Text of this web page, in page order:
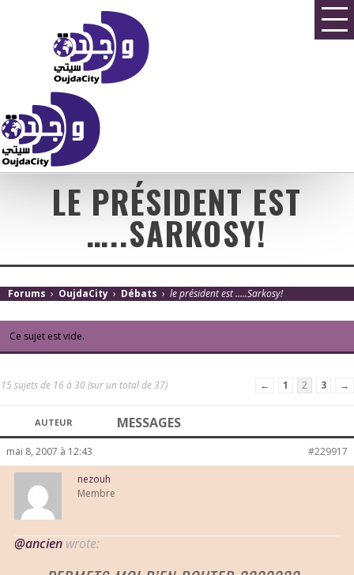
LE PRÉSIDENT EST
…..SARKOSY!
Forums › OujdaCity › Débats › le président est …..Sarkosy!
Ce sujet est vide.
15 sujets de 16 à 30 (sur un total de 37) ← 1 2 3 →
AUTEUR MESSAGES
mai 8, 2007 à 12:43 #229917
nezouh
Membre
@ancien wrote: